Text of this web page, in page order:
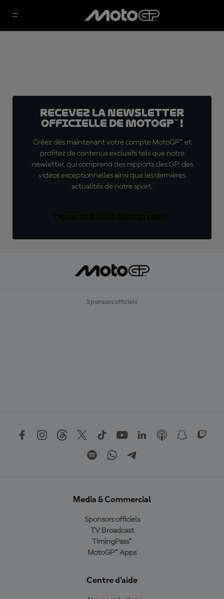
Recevez la Newsletter
officielle de MotoGP™ !
Créez dès maintenant votre compte MotoGP™ et
profitez de contenus exclusifs tels que notre
newletter, qui comprend des rapports des GP, des
vidéos exceptionnelles ainsi que les dernières
actualités de notre sport.
Sponsors officiels
Media & Commercial
Sponsors officiels
TV Broadcast
TimingPass™
MotoGP™ Apps
Centre d'aide